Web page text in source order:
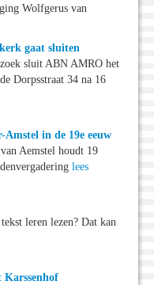
Wolfgerus van
gaat sluiten
sluit ABN AMRO het
Dorpsstraat 34 na 16
in de 19e eeuw
Aemstel houdt 19
lees
leren lezen? Dat kan
Karssenhof